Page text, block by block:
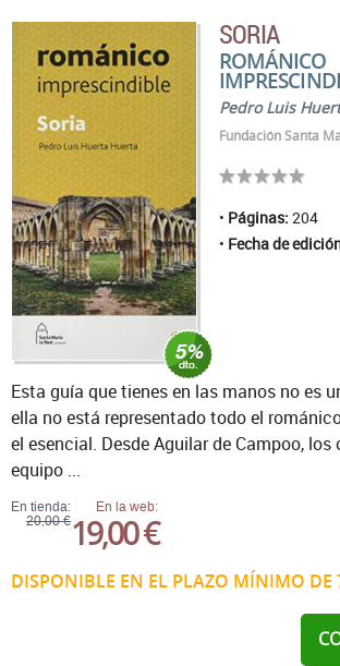
SORIA
ROMÁNICO
Pedro Luis
Fundación Santa
Páginas: 204
Fecha de
En tienda:
20,00 €
En la web:
19,00 €
DISPONIBLE EN EL PLAZO MÍNIMO DE
Esta guía que tienes en las manos no es
ella no está representado todo el
el esencial. Desde Aguilar de Campoo,
equipo ...